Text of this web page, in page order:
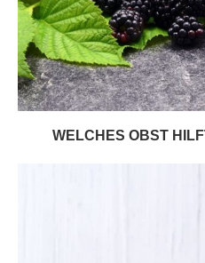
WELCHES OBST